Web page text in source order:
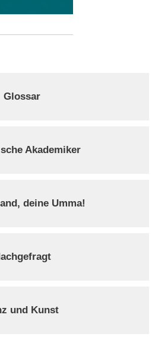
Glossar
Akademiker
deine Umma!
und Kunst